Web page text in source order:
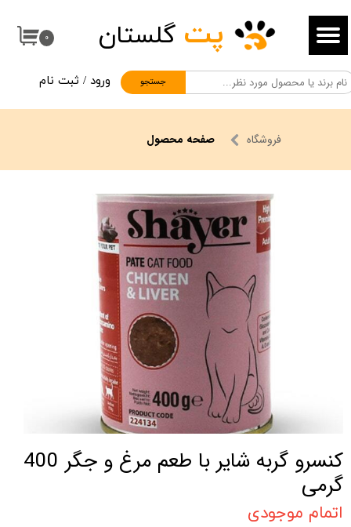
۰
جستجو
پت گلستان
ورود / ثبت نام
حساب کاربری من
تغییر گذر واژه
سفارشات
خروج از حساب کاربری
فروشگاه صفحه محصول
کنسرو گربه شایر با طعم مرغ و جگر 400
گرمی
اتمام موجودی